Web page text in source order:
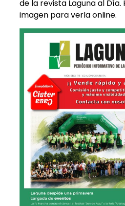
de la revista Laguna al Día.
imagen para verla online.